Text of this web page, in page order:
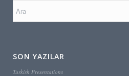
SON YAZILAR
Turkish Presentations